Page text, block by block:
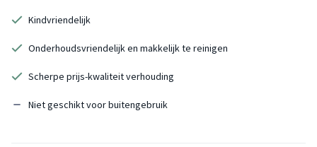
Kindvriendelijk
Onderhoudsvriendelijk en makkelijk te reinigen
Scherpe prijs-kwaliteit verhouding
Niet geschikt voor buitengebruik